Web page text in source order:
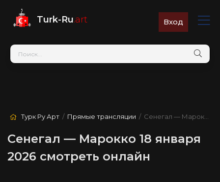
Turk-Ru.art Вход
Турк Ру Арт / Прямые трансляции / Сенегал — Марокко
Сенегал — Марокко 18 января
2026 смотреть онлайн